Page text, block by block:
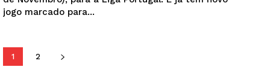
Europa
Quero ser Assinante
jogo marcado para...
1 2